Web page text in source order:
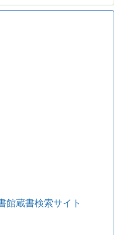
館蔵書検索サイト